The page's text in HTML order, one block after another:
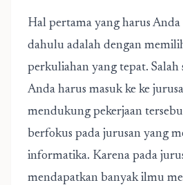
Hal pertama yang harus
dahulu adalah dengan
perkuliahan yang tepat. Salah
Anda harus masuk ke ke
mendukung pekerjaan
berfokus pada jurusan yang
informatika. Karena pada
mendapatkan banyak ilmu